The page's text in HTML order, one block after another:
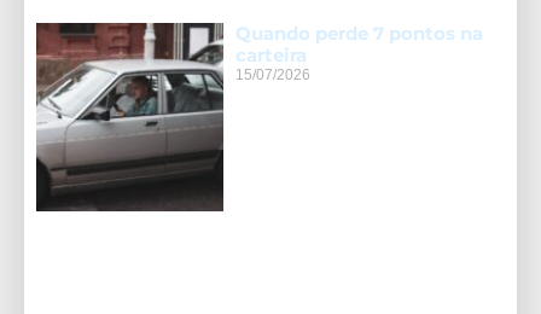
Quando perde 7 pontos na
carteira
15/07/2026